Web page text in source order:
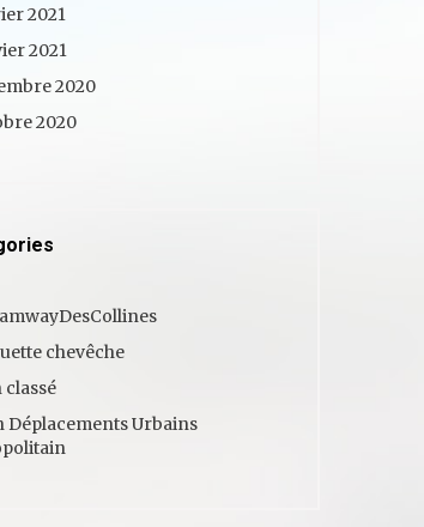
2021
2021
2020
2020
chevêche
classé
Déplacements Urbains